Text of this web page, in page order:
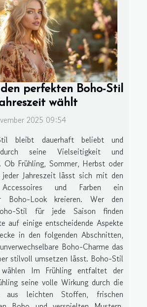
perfekten Boho-Stil
wählt
2025 09:54
bleibt dauerhaft beliebt und
seine Vielseitigkeit und
Ob Frühling, Sommer, Herbst oder
Jahreszeit lässt sich mit den
Accessoires und Farben ein
Boho-Look kreieren. Wer den
Stil für jede Saison finden
auf einige entscheidende Aspekte
in den folgenden Abschnitten,
Boho-Charme das
stilvoll umsetzen lässt. Boho-Stil
Im Frühling entfaltet der
seine volle Wirkung durch die
aus leichten Stoffen, frischen